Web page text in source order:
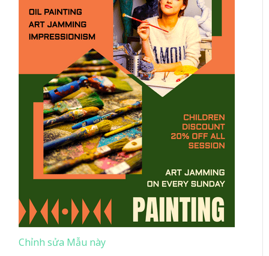
Chỉnh sửa Mẫu này